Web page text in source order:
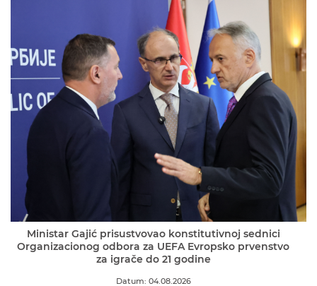
Ministar Gajić prisustvovao konstitutivnoj sednici
Organizacionog odbora za UEFA Evropsko prvenstvo
za igrače do 21 godine
Datum: 04.08.2026